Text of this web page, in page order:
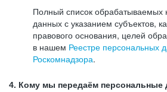
Полный список обрабатываемых
данных с указанием субъектов,
правового основания, целей
в нашем Реестре персональных
Роскомнадзора.
4. Кому мы передаём персональные